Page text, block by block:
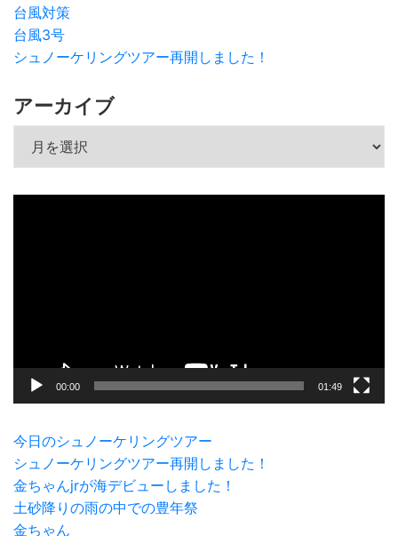
台風対策
台風3号
シュノーケリングツアー再開しました！
アーカイブ
00:00 01:49
今日のシュノーケリングツアー
シュノーケリングツアー再開しました！
金ちゃんjrが海デビューしました！
土砂降りの雨の中での豊年祭
金ちゃん